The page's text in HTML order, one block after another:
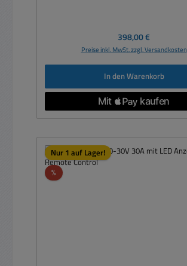
Regulärer Preis:
398,00 €
Preise inkl. MwSt. zzgl. Versandkosten
In den Warenkorb
Nur 1 auf Lager!
%Rabatt